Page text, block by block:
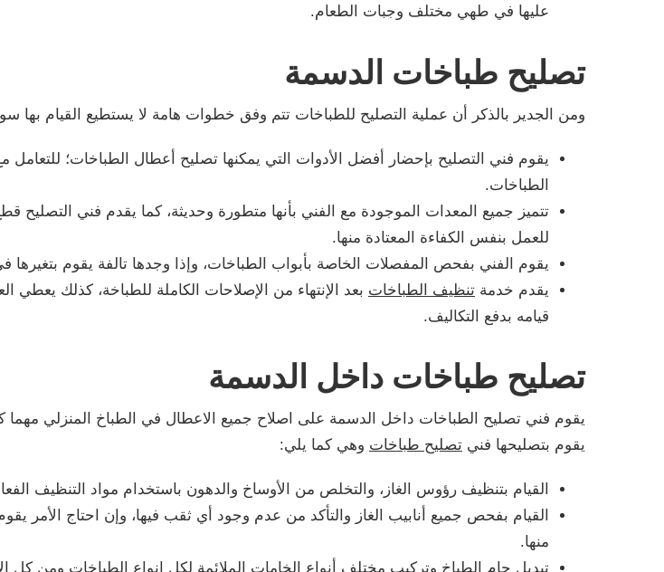
عليها في طهي مختلف وجبات الطعام.
تصليح طباخات الدسمة
ومن الجدير بالذكر أن عملية التصليح للطباخات تتم وفق خطوات هامة لا يستطيع القيام بها
يقوم فني التصليح بإحضار أفضل الأدوات التي يمكنها تصليح أعطال الطباخات؛ للتعامل
الطباخات.
تتميز جميع المعدات الموجودة مع الفني بأنها متطورة وحديثة، كما يقدم فني
للعمل بنفس الكفاءة المعتادة منها.
يقوم الفني بفحص المفصلات الخاصة بأبواب الطباخات، وإذا وجدها تالفة يقوم بتغيرها
يقدم خدمة تنظيف الطباخات بعد الإنتهاء من الإصلاحات الكاملة للطباخة، كذلك
قيامه بدفع التكاليف.
تصليح طباخات داخل الدسمة
يقوم فني تصليح الطباخات داخل الدسمة على اصلاح جميع الاعطال في الطباخ المنزلي
يقوم بتصليحها فني تصليح طباخات وهي كما يلي:
القيام بتنظيف رؤوس الغاز، والتخلص من الأوساخ والدهون باستخدام مواد التنظيف
القيام بفحص جميع أنابيب الغاز والتأكد من عدم وجود أي ثقب فيها، وإن احتاج الأمر
منها.
تبديل جام الطباخ وتركيب مختلف أنواع الخامات الملائمة لكل انواع الطباخات ومن كل